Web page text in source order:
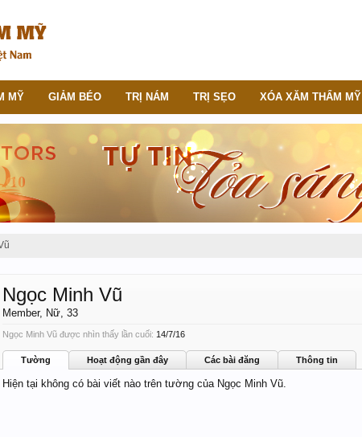
Ngọc Minh Vũ
Member, Nữ, 33
Ngọc Minh Vũ được nhìn thấy lần cuối: 14/7/16
Tường Hoạt động gần đây Các bài đăng Thông tin
Hiện tại không có bài viết nào trên tường của Ngọc Minh Vũ.
MỸ GIẢM BÉO TRỊ NÁM TRỊ SẸO XÓA XĂM THẨM MỸ